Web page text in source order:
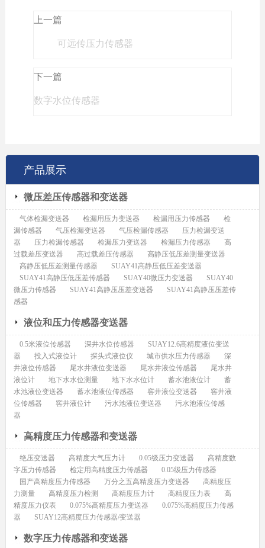
上一篇
可远传压力传感器
下一篇
数字水位传感器
产品展示
微压差压传感器和变送器
气体检漏变送器 检漏用压力变送器 检漏用压力传感器
检
漏传感器
气压检漏变送器 气压检漏传感器
压力检漏变送
器
压力检漏传感器 检漏压力变送器 检漏压力传感器
高
过载差压变送器
高过载差压传感器
高静压低压差测量变送器
高静压低压差测量传感器
SUAY41高静压低压差变送器
SUAY41高静压低压差传感器
SUAY40微压力变送器
SUAY40
微压力传感器
SUAY41高静压压差变送器
SUAY41高静压压差传
感器
液位和压力传感器变送器
0.5米液位传感器 深井水位传感器
SUAY12.6高精度液位变送
器
投入式液位计 探头式液位仪 城市供水压力传感器
深
井液位传感器
尾水井液位变送器 尾水井液位传感器
尾水井
液位计
地下水水位测量 地下水水位计 蓄水池液位计
蓄
水池液位变送器
蓄水池液位传感器 窖井液位变送器
窖井液
位传感器
窖井液位计 污水池液位变送器
污水池液位传感
器
高精度压力传感器和变送器
绝压变送器 高精度大气压力计 0.05级压力变送器
高精度数
字压力传感器
检定用高精度压力传感器
0.05级压力传感器
国产高精度压力传感器
万分之五高精度压力变送器
高精度压
力测量
高精度压力检测 高精度压力计 高精度压力表
高
精度压力仪表
0.075%高精度压力变送器
0.075%高精度压力传感
器
SUAY12高精度压力传感器/变送器
数字压力传感器和变送器